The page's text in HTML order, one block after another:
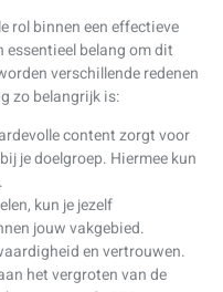
rol binnen een effectieve
belang om dit
verschillende redenen
zo belangrijk is:
content zorgt voor
je doelgroep. Hiermee kun
kun je jezelf
jouw vakgebied.
en vertrouwen.
het vergroten van de